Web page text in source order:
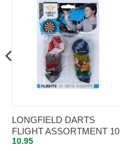
LONGFIELD DARTS
FLIGHT ASSORTMENT 10
SETS
10.95